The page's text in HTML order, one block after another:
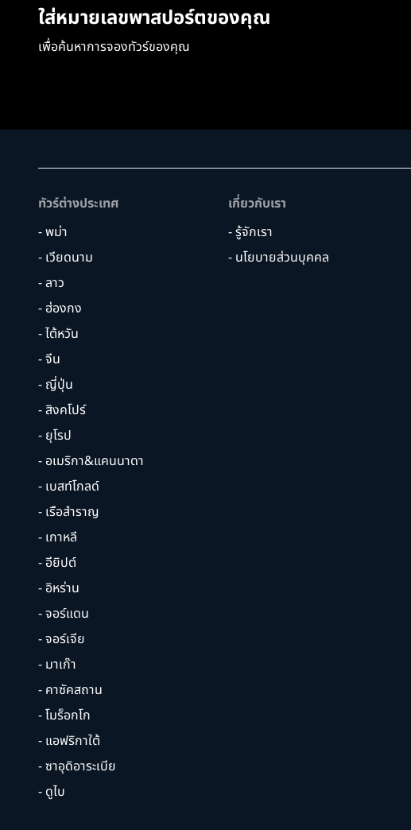
ใส่หมายเลขพาสปอร์ตของคุณ
เพื่อค้นหาการจองทัวร์ของคุณ
ทัวร์ต่างประเทศ
- พม่า
- เวียดนาม
- ลาว
- ฮ่องกง
- ไต้หวัน
- จีน
- ญี่ปุ่น
- สิงคโปร์
- ยุโรป
- อเมริกา&แคนนาดา
- เบสท์โกลด์
- เรือสำราญ
- เกาหลี
- อียิปต์
- อิหร่าน
- จอร์แดน
- จอร์เจีย
- มาเก๊า
- คาซัคสถาน
- โมร็อกโก
- แอฟริกาใต้
- ซาอุดิอาระเบีย
- ดูไบ
เกี่ยวกับเรา
- รู้จักเรา
- นโยบายส่วนบุคคล